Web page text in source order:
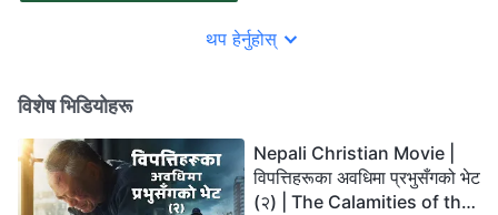
थप हेर्नुहोस्
विशेष भिडियोहरू
Nepali Christian Movie |
विपत्तिहरूका अवधिमा प्रभुसँगको भेट
(२) | The Calamities of the